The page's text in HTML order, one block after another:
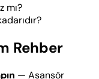
mı?
Rehber
— Asansör